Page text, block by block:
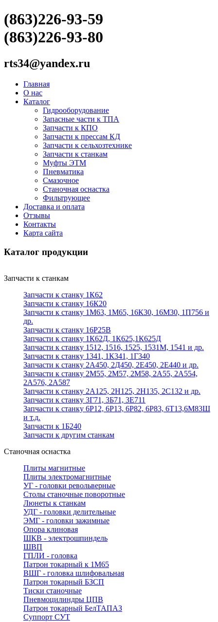
(863)226-93-59
(863)226-93-80
rts34@yandex.ru
Главная
О нас
Каталог
Гидрооборудование
Запасные части к ТПА
Запчасти к КПО
Запчасти к прессам КД
Запчасти к сельхозтехнике
Запчасти к станкам
Муфты ЭТМ
Пневматика
Смазочное
Станочная оснастка
Фильтрующее
Доставка и оплата
Отзывы
Контакты
Карта сайта
Каталог продукции
Запчасти к станкам
Запчасти к станку 1К62
Запчасти к станку 16К20
Запчасти к станку 1М63, 1М65, 16К30, 16М30, 1П756 и
др.
Запчасти к станку 16Р25В
Запчасти к станку 1К62Д, 1К625,1К625Д
Запчасти к станку 1512, 1516, 1525, 1531М, 1541 и др.
Запчасти к станку 1341, 1К341, 1Г340
Запчасти к станку 2А450, 2Д450, 2Е450, 2Е440 и др.
Запчасти к станку 2М55, 2М57, 2М58, 2А55, 2А554,
2А576, 2А587
Запчасти к станку 2А125, 2Н125, 2Н135, 2С132 и др.
Запчасти к станку 3Г71, 3Б71, 3Е711
Запчасти к станку 6Р12, 6Р13, 6Р82, 6Р83, 6Т13,6М83Ш
и т.д.
Запчасти к 1Б240
Запчасти к другим станкам
Станочная оснастка
Плиты магнитные
Плиты электромагнитные
УГ - головки револьверные
Столы станочные поворотные
Люнеты к станкам
УДГ - головки делительные
ЭМГ - головки зажимные
Опора клиновая
ШКВ - электрошпиндель
ШВП
ГПЛИ - головка
Патрон токарный к 1М65
ВШГ - головка шлифовальная
Патрон токарный БЗСП
Тиски станочные
Пневмоцилиндры ЦПВ
Патрон токарный БелТАПАЗ
Суппорт СУТ